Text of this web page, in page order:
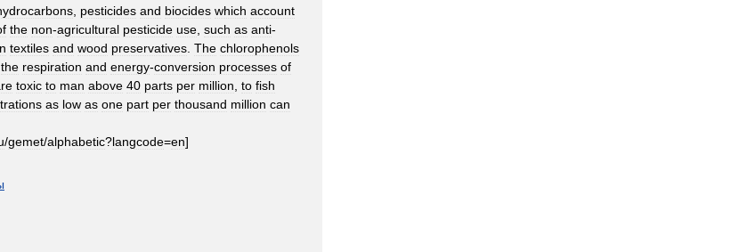
pesticides and biocides which account
the non-agricultural pesticide use such as anti-
textiles and wood preservatives The chlorophenols
the respiration and energy-conversion processes of
toxic to man above 40 parts per million to fish
as low as one part per thousand million can
/gemet/alphabetic?langcode=en]